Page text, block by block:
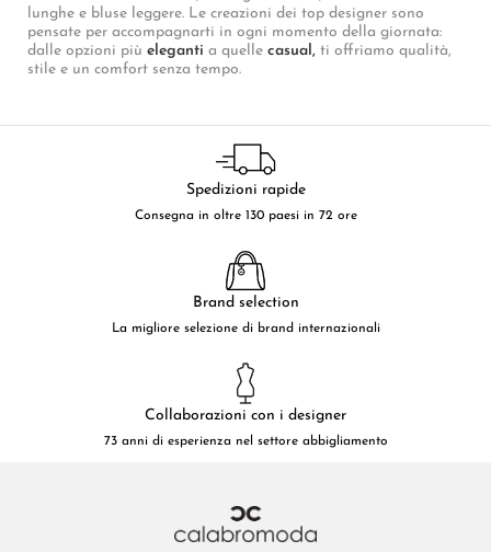
lunghe e bluse leggere. Le creazioni dei top designer sono
pensate per accompagnarti in ogni momento della giornata:
dalle opzioni più eleganti a quelle casual, ti offriamo qualità,
stile e un comfort senza tempo.
Spedizioni rapide
Consegna in oltre 130 paesi in 72 ore
Brand selection
La migliore selezione di brand internazionali
Collaborazioni con i designer
73 anni di esperienza nel settore abbigliamento